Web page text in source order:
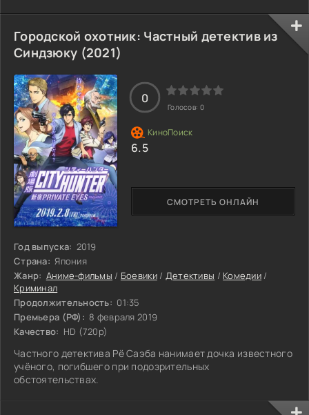
японскими аниматорами.
Городской охотник: Частный детектив из
Синдзюку (2021)
Год выпуска: 2019
Страна: Япония
Жанр: Аниме-фильмы / Боевики/ Детективы / Комедии /
Криминал
Продолжительность: 01:35
Премьера (РФ): 8 февраля 2019
Качество: HD (720p)
Частного детектива Рё Саэба нанимает дочка известного
учёного, погибшего при подозрительных
обстоятельствах.
СМОТРЕТЬ ОНЛАЙН
0
Голосов: 0
6.5